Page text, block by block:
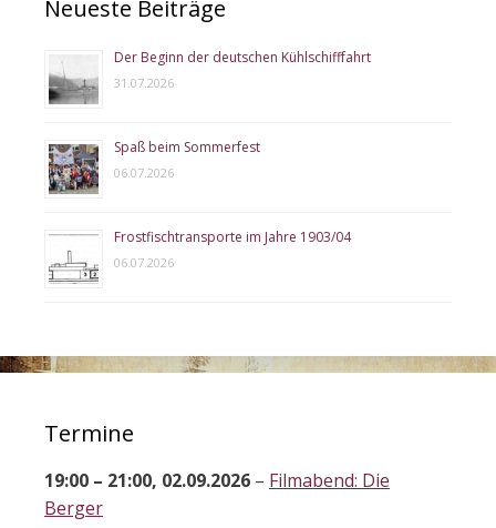
Neueste Beiträge
Der Beginn der deutschen Kühlschifffahrt
31.07.2026
Spaß beim Sommerfest
06.07.2026
Frostfischtransporte im Jahre 1903/04
06.07.2026
Termine
19:00 – 21:00, 02.09.2026 – Filmabend: Die
Berger